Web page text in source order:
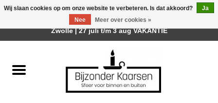
Räder Design Stories
Wij slaan cookies op om onze website te verbeteren. Is dat akkoord?
Ja
Nee
Meer over cookies »
Afhalen is mogelijk bij mijn winkel Trotz | Belvederelaan 107
Zwolle | 27 juli t/m 3 aug VAKANTIE